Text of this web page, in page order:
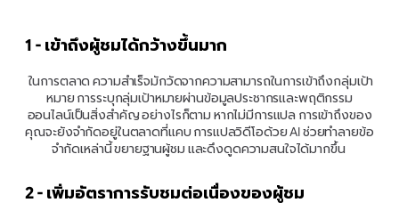
1 - เข้าถึงผู้ชมได้กว้างขึ้นมาก
ในการตลาด ความสำเร็จมักวัดจากความสามารถในการเข้าถึงกลุ่มเป้า
หมาย การระบุกลุ่มเป้าหมายผ่านข้อมูลประชากรและพฤติกรรม
ออนไลน์เป็นสิ่งสำคัญ อย่างไรก็ตาม หากไม่มีการแปล การเข้าถึงของ
คุณจะยังจำกัดอยู่ในตลาดที่แคบ การแปลวิดีโอด้วย AI ช่วยทำลายข้อ
จำกัดเหล่านี้ ขยายฐานผู้ชม และดึงดูดความสนใจได้มากขึ้น
2 - เพิ่มอัตราการรับชมต่อเนื่องของผู้ชม